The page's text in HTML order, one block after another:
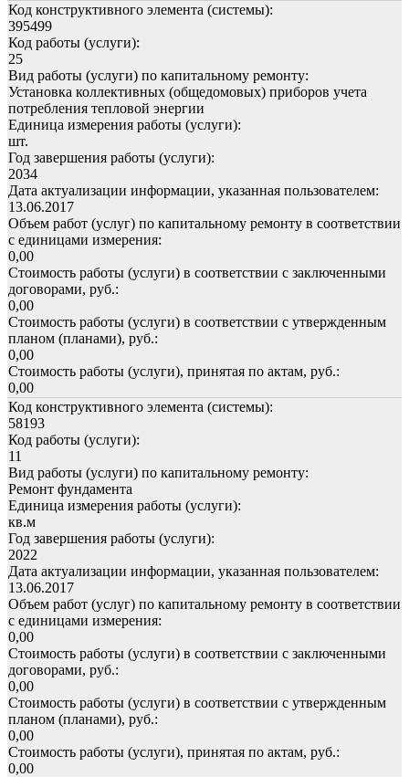
Код конструктивного элемента (системы):
395499
Код работы (услуги):
25
Вид работы (услуги) по капитальному ремонту:
Установка коллективных (общедомовых) приборов учета
потребления тепловой энергии
Единица измерения работы (услуги):
шт.
Год завершения работы (услуги):
2034
Дата актуализации информации, указанная пользователем:
13.06.2017
Объем работ (услуг) по капитальному ремонту в соответствии
с единицами измерения:
0,00
Стоимость работы (услуги) в соответствии с заключенными
договорами, руб.:
0,00
Стоимость работы (услуги) в соответствии с утвержденным
планом (планами), руб.:
0,00
Стоимость работы (услуги), принятая по актам, руб.:
0,00
Код конструктивного элемента (системы):
58193
Код работы (услуги):
11
Вид работы (услуги) по капитальному ремонту:
Ремонт фундамента
Единица измерения работы (услуги):
кв.м
Год завершения работы (услуги):
2022
Дата актуализации информации, указанная пользователем:
13.06.2017
Объем работ (услуг) по капитальному ремонту в соответствии
с единицами измерения:
0,00
Стоимость работы (услуги) в соответствии с заключенными
договорами, руб.:
0,00
Стоимость работы (услуги) в соответствии с утвержденным
планом (планами), руб.:
0,00
Стоимость работы (услуги), принятая по актам, руб.:
0,00